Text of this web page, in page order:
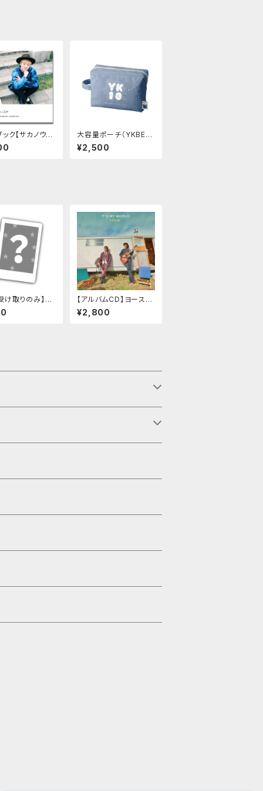
ック【サカノウエ
ケ Birthday&2
candid
大容量ポーチ（YKBES
Tツアー）
¥2,500
け取りのみ】ヨ
ースケ チェキ
【アルバムCD】ヨースケ
コースケ「IT'S MY W
ORLD」
¥2,800